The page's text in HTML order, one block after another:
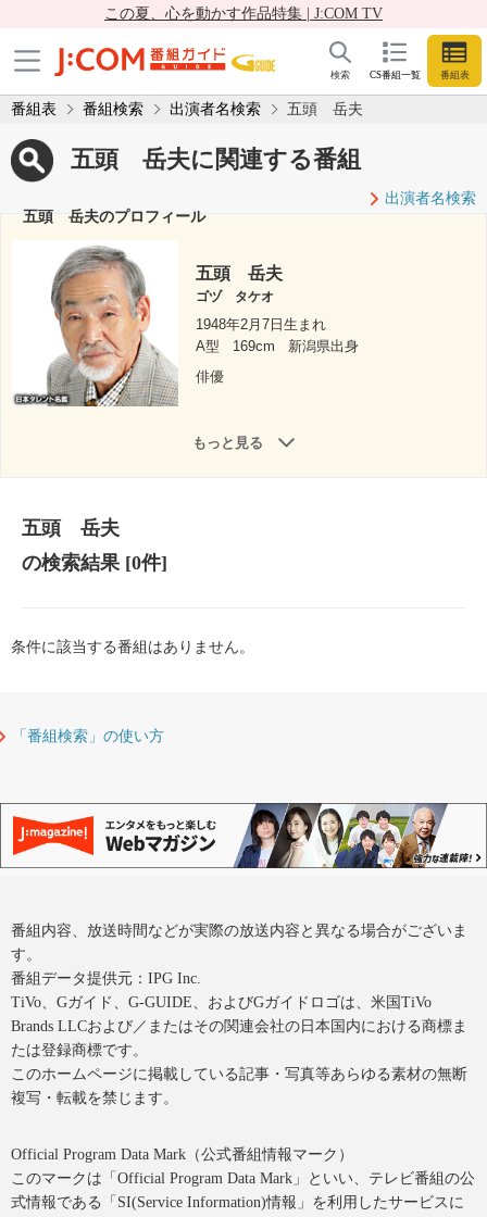
この夏、心を動かす作品特集 | J:COM TV
CS番組一覧 番組表
検索
番組表 番組検索 出演者名検索 五頭 岳夫
五頭 岳夫に関連する番組
出演者名検索
五頭 岳夫のプロフィール
五頭 岳夫
ゴヅ タケオ
1948年2月7日生まれ
A型
169cm
新潟県出身
俳優
もっと見る
五頭 岳夫
の検索結果[0件]
条件に該当する番組はありません。
「番組検索」の使い方
番組内容、放送時間などが実際の放送内容と異なる場合がございま
す。
番組データ提供元：IPG Inc.
TiVo、Gガイド、G-GUIDE、およびGガイドロゴは、米国TiVo
Brands LLCおよび／またはその関連会社の日本国内における商標ま
たは登録商標です。
このホームページに掲載している記事・写真等あらゆる素材の無断
複写・転載を禁じます。
Official Program Data Mark（公式番組情報マーク）
このマークは「Official Program Data Mark」といい、テレビ番組の公
式情報である「SI(Service Information)情報」を利用したサービスに